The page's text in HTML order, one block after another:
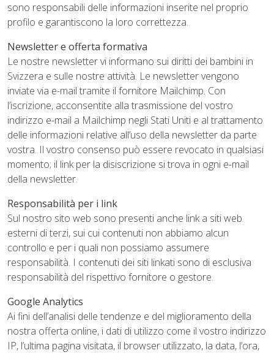
sono responsabili delle informazioni inserite nel proprio
profilo e garantiscono la loro correttezza.
Newsletter e offerta formativa
Le nostre newsletter vi informano sui diritti dei bambini in
Svizzera e sulle nostre attività. Le newsletter vengono
inviate via e-mail tramite il fornitore Mailchimp. Con
l’iscrizione, acconsentite alla trasmissione del vostro
indirizzo e-mail a Mailchimp negli Stati Uniti e al trattamento
delle informazioni relative all’uso della newsletter da parte
vostra. Il vostro consenso può essere revocato in qualsiasi
momento; il link per la disiscrizione si trova in ogni e-mail
della newsletter.
Responsabilità per i link
Sul nostro sito web sono presenti anche link a siti web
esterni di terzi, sui cui contenuti non abbiamo alcun
controllo e per i quali non possiamo assumere
responsabilità. I contenuti dei siti linkati sono di esclusiva
responsabilità del rispettivo fornitore o gestore.
Google Analytics
Ai fini dell’analisi delle tendenze e del miglioramento della
nostra offerta online, i dati di utilizzo come il vostro indirizzo
IP, l’ultima pagina visitata, il browser utilizzato, la data, l’ora,